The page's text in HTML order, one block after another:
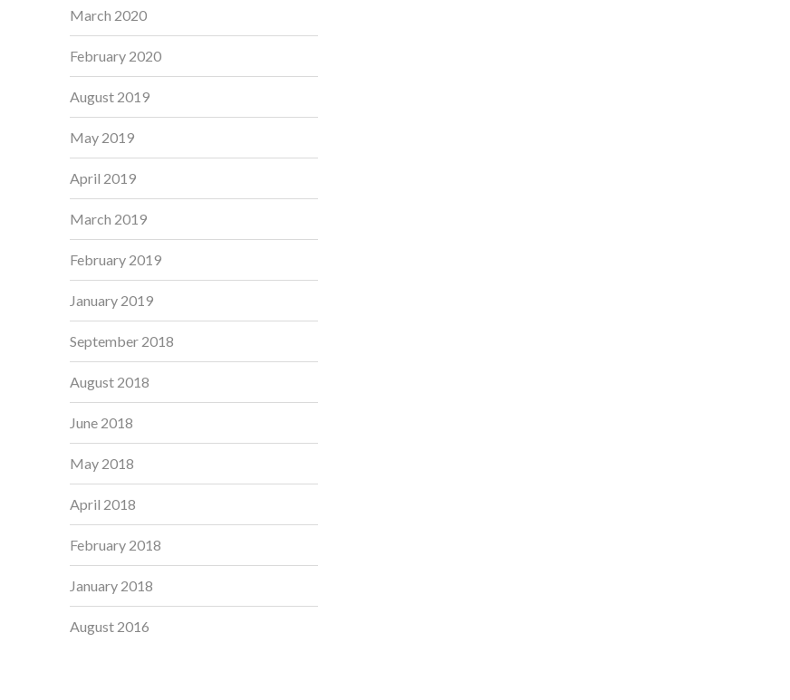
March 2020
February 2020
August 2019
May 2019
April 2019
March 2019
February 2019
January 2019
September 2018
August 2018
June 2018
May 2018
April 2018
February 2018
January 2018
August 2016